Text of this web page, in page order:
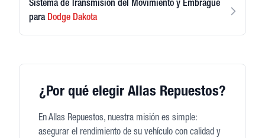
Sistema de Transmision del Movimiento y Embrague
para Dodge Dakota
¿Por qué elegir Allas Repuestos?
En Allas Repuestos, nuestra misión es simple:
asegurar el rendimiento de su vehículo con calidad y